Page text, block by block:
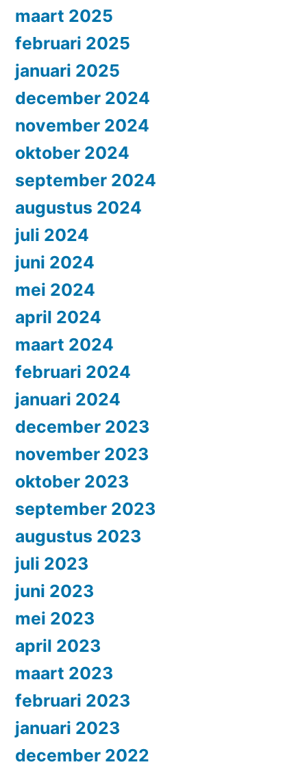
maart 2025
februari 2025
januari 2025
december 2024
november 2024
oktober 2024
september 2024
augustus 2024
juli 2024
juni 2024
mei 2024
april 2024
maart 2024
februari 2024
januari 2024
december 2023
november 2023
oktober 2023
september 2023
augustus 2023
juli 2023
juni 2023
mei 2023
april 2023
maart 2023
februari 2023
januari 2023
december 2022